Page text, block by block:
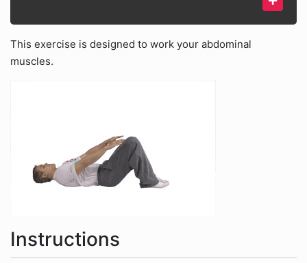
This exercise is designed to work your abdominal
muscles.
Instructions